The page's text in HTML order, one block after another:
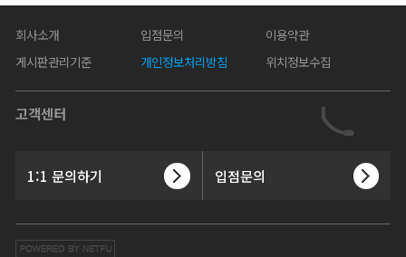
회사소개 입점문의
이용약관
게시판관리기준
개인정보처리방침 위치정보수집
고객센터
1:1 문의하기 입점문의